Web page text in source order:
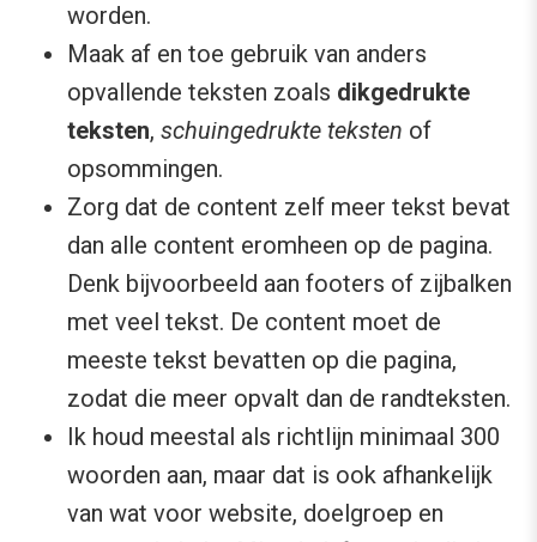
worden.
Maak af en toe gebruik van anders
opvallende teksten zoals dikgedrukte
teksten, schuingedrukte teksten of
opsommingen.
Zorg dat de content zelf meer tekst bevat
dan alle content eromheen op de pagina.
Denk bijvoorbeeld aan footers of zijbalken
met veel tekst. De content moet de
meeste tekst bevatten op die pagina,
zodat die meer opvalt dan de randteksten.
Ik houd meestal als richtlijn minimaal 300
woorden aan, maar dat is ook afhankelijk
van wat voor website, doelgroep en